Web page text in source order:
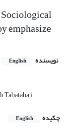
emphasize
نویسنده English
Tabataba'i
چکیده
English